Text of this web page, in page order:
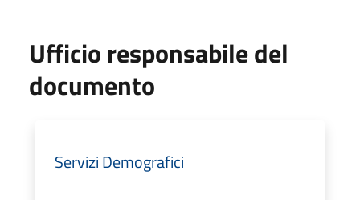
Ufficio responsabile del
documento
Servizi Demografici